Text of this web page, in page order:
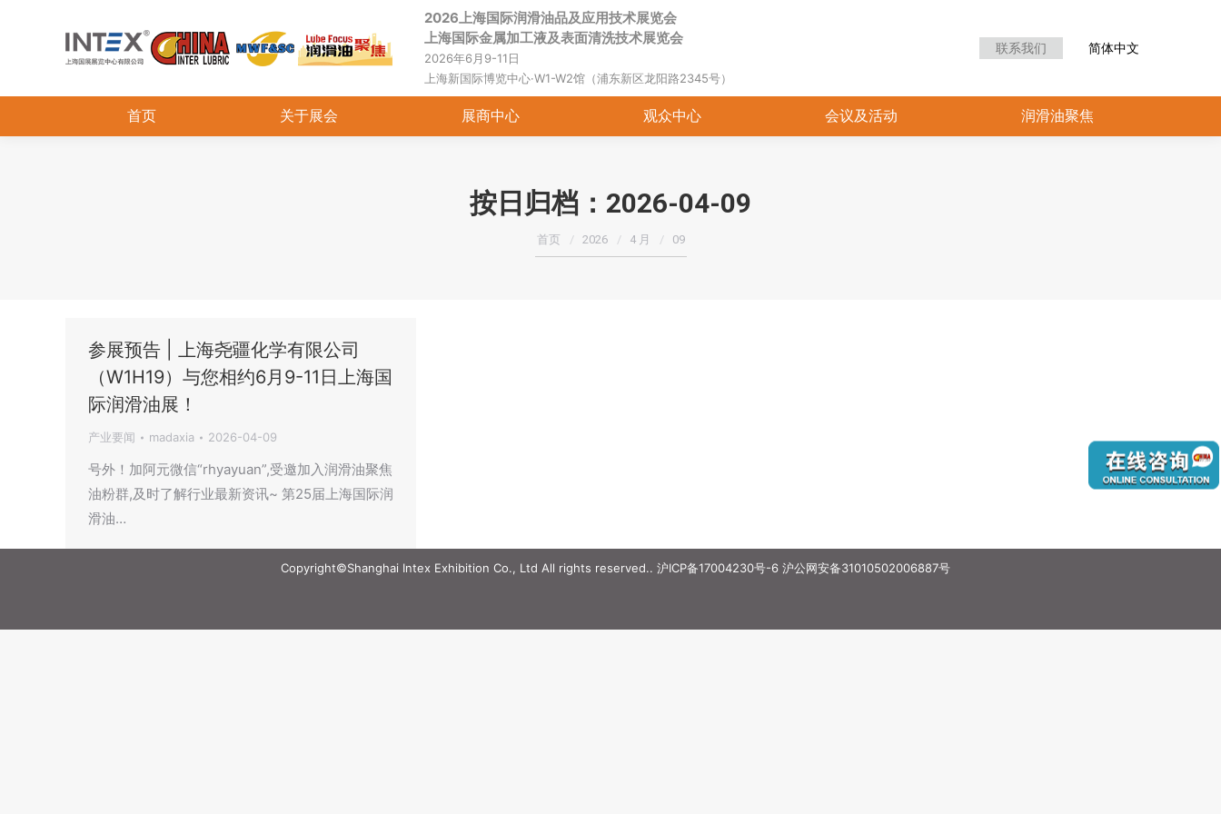
2026上海国际润滑油品及应用技术展览会
上海国际金属加工液及表面清洗技术展览会
2026年6月9-11日
上海新国际博览中心·W1-W2馆（浦东新区龙阳路2345号）
联系我们 简体中文
首页 关于展会 展商中心 观众中心 会议及活动 润滑油聚焦
按日归档： 2026-04-09
您在这里：
首页 2026 4 月 09
参展预告 | 上海尧疆化学有限公司
（W1H19）与您相约6月9-11日上海国
际润滑油展！
产业要闻 madaxia 2026-04-09
号外！加阿元微信“rhyayuan”,受邀加入润滑油聚焦
油粉群,及时了解行业最新资讯~ 第25届上海国际润
滑油…
Copyright©Shanghai Intex Exhibition Co., Ltd All rights reserved.. 沪ICP备17004230号-6沪公网安备31010502006887号
首页 关于展会 展商中心